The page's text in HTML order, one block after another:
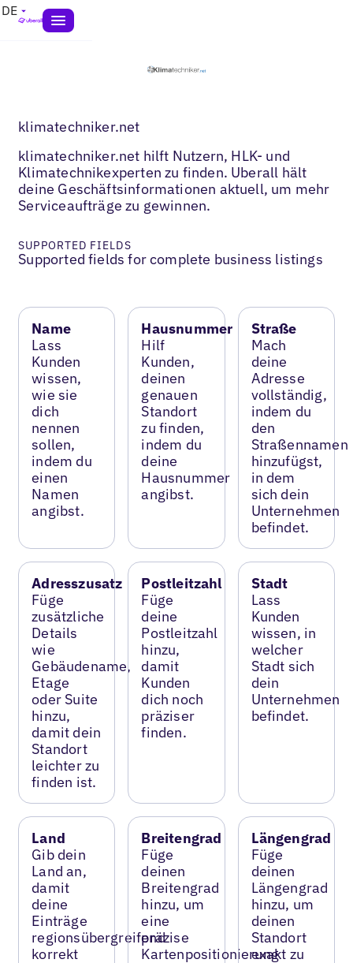
DE
klimatechniker.net
klimatechniker.net hilft Nutzern, HLK- und
Klimatechnikexperten zu finden. Uberall hält
deine Geschäftsinformationen aktuell, um mehr
Serviceaufträge zu gewinnen.
SUPPORTED FIELDS
Supported fields for complete business listings
Name
Lass
Kunden
wissen,
wie sie
dich
nennen
sollen,
indem du
einen
Namen
angibst.
Hausnummer
Hilf
Kunden,
deinen
genauen
Standort
zu finden,
indem du
deine
Hausnummer
angibst.
Straße
Mach
deine
Adresse
vollständig,
indem du
den
Straßennamen
hinzufügst,
in dem
sich dein
Unternehmen
befindet.
Adresszusatz
Füge
zusätzliche
Details
wie
Gebäudename,
Etage
oder Suite
hinzu,
damit dein
Standort
leichter zu
finden ist.
Postleitzahl
Füge
deine
Postleitzahl
hinzu,
damit
Kunden
dich noch
präziser
finden.
Stadt
Lass
Kunden
wissen, in
welcher
Stadt sich
dein
Unternehmen
befindet.
Land
Gib dein
Land an,
damit
deine
Einträge
regionsübergreifend
korrekt
Breitengrad
Füge
deinen
Breitengrad
hinzu, um
eine
präzise
Kartenpositionierung
Längengrad
Füge
deinen
Längengrad
hinzu, um
deinen
Standort
exakt zu